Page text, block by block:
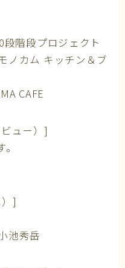
階段プロジェクト
ノカム キッチン＆ブ
CAFE
ュー）]
]
池秀岳